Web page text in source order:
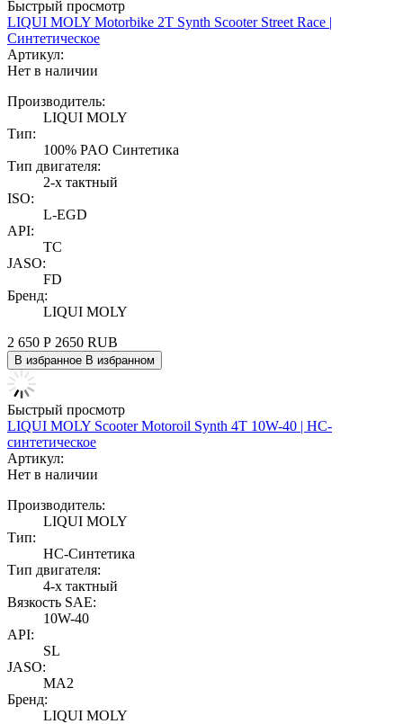
Быстрый просмотр
LIQUI MOLY Motorbike 2T Synth Scooter Street Race |
Синтетическое
Артикул:
Нет в наличии
Производитель:
LIQUI MOLY
Тип:
100% PAO Синтетика
Тип двигателя:
2-х тактный
ISO:
L-EGD
API:
TC
JASO:
FD
Бренд:
LIQUI MOLY
2 650 Р 2650 RUB
В избранное В избранном
Быстрый просмотр
LIQUI MOLY Scooter Motoroil Synth 4T 10W-40 | НС-
синтетическое
Артикул:
Нет в наличии
Производитель:
LIQUI MOLY
Тип:
НС-Синтетика
Тип двигателя:
4-х тактный
Вязкость SAE:
10W-40
API:
SL
JASO:
MA2
Бренд:
LIQUI MOLY